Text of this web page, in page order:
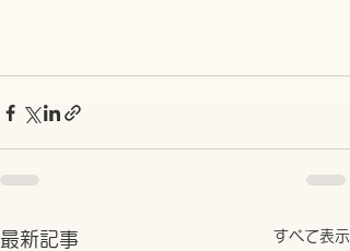
最新記事 すべて表示